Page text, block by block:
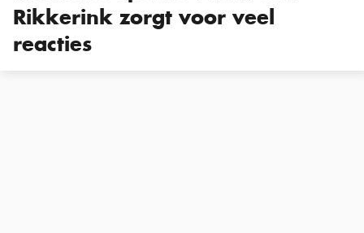
Rikkerink zorgt voor veel
reacties